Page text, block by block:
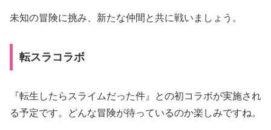
未知の冒険に挑み、新たな仲間と共に戦いましょう。
転スラコラボ
『転生したらスライムだった件』との初コラボが実施され
る予定です。どんな冒険が待っているのか楽しみですね。